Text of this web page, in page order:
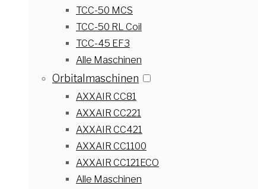
TCC-50 MCS
TCC-50 RL Coil
TCC-45 EF3
Alle Maschinen
Orbitalmaschinen
AXXAIR CC81
AXXAIR CC221
AXXAIR CC421
AXXAIR CC1100
AXXAIR CC121ECO
Alle Maschinen